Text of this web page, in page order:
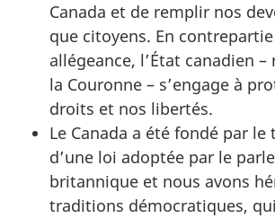
Canada et de remplir nos
que citoyens. En
allégeance, l’État canadien
la Couronne – s’engage à
droits et nos libertés.
Le Canada a été fondé par
d’une loi adoptée par le
britannique et nous avons
traditions démocratiques,